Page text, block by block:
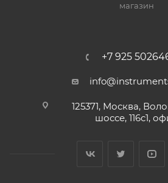
магазин
+7 925
125371, Москва,
шоссе, 116с1,